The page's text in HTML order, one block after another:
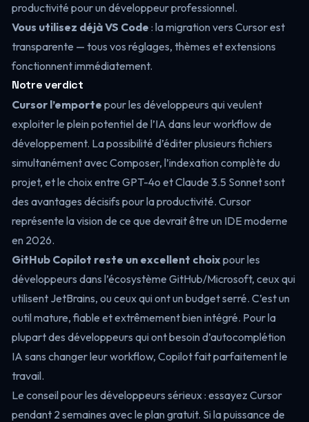
productivité pour un développeur professionnel.
Vous utilisez déjà VS Code : la migration vers Cursor est
transparente — tous vos réglages, thèmes et extensions
fonctionnent immédiatement.
Notre verdict
Cursor l’emporte pour les développeurs qui veulent
exploiter le plein potentiel de l’IA dans leur workflow de
développement. La possibilité d’éditer plusieurs fichiers
simultanément avec Composer, l’indexation complète du
projet, et le choix entre GPT-4o et Claude 3.5 Sonnet sont
des avantages décisifs pour la productivité. Cursor
représente la vision de ce que devrait être un IDE moderne
en 2026.
GitHub Copilot reste un excellent choixpour les
développeurs dans l’écosystème GitHub/Microsoft, ceux qui
utilisent JetBrains, ou ceux qui ont un budget serré. C’est un
outil mature, fiable et extrêmement bien intégré. Pour la
plupart des développeurs qui ont besoin d’autocomplétion
IA sans changer leur workflow, Copilot fait parfaitement le
travail.
Le conseil pour les développeurs sérieux : essayez Cursor
pendant 2 semaines avec le plan gratuit. Si la puissance de